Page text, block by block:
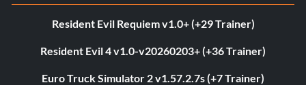
Resident Evil Requiem v1.0+ (+29 Trainer)
Resident Evil 4 v1.0-v20260203+ (+36 Trainer)
Euro Truck Simulator 2 v1.57.2.7s (+7 Trainer)